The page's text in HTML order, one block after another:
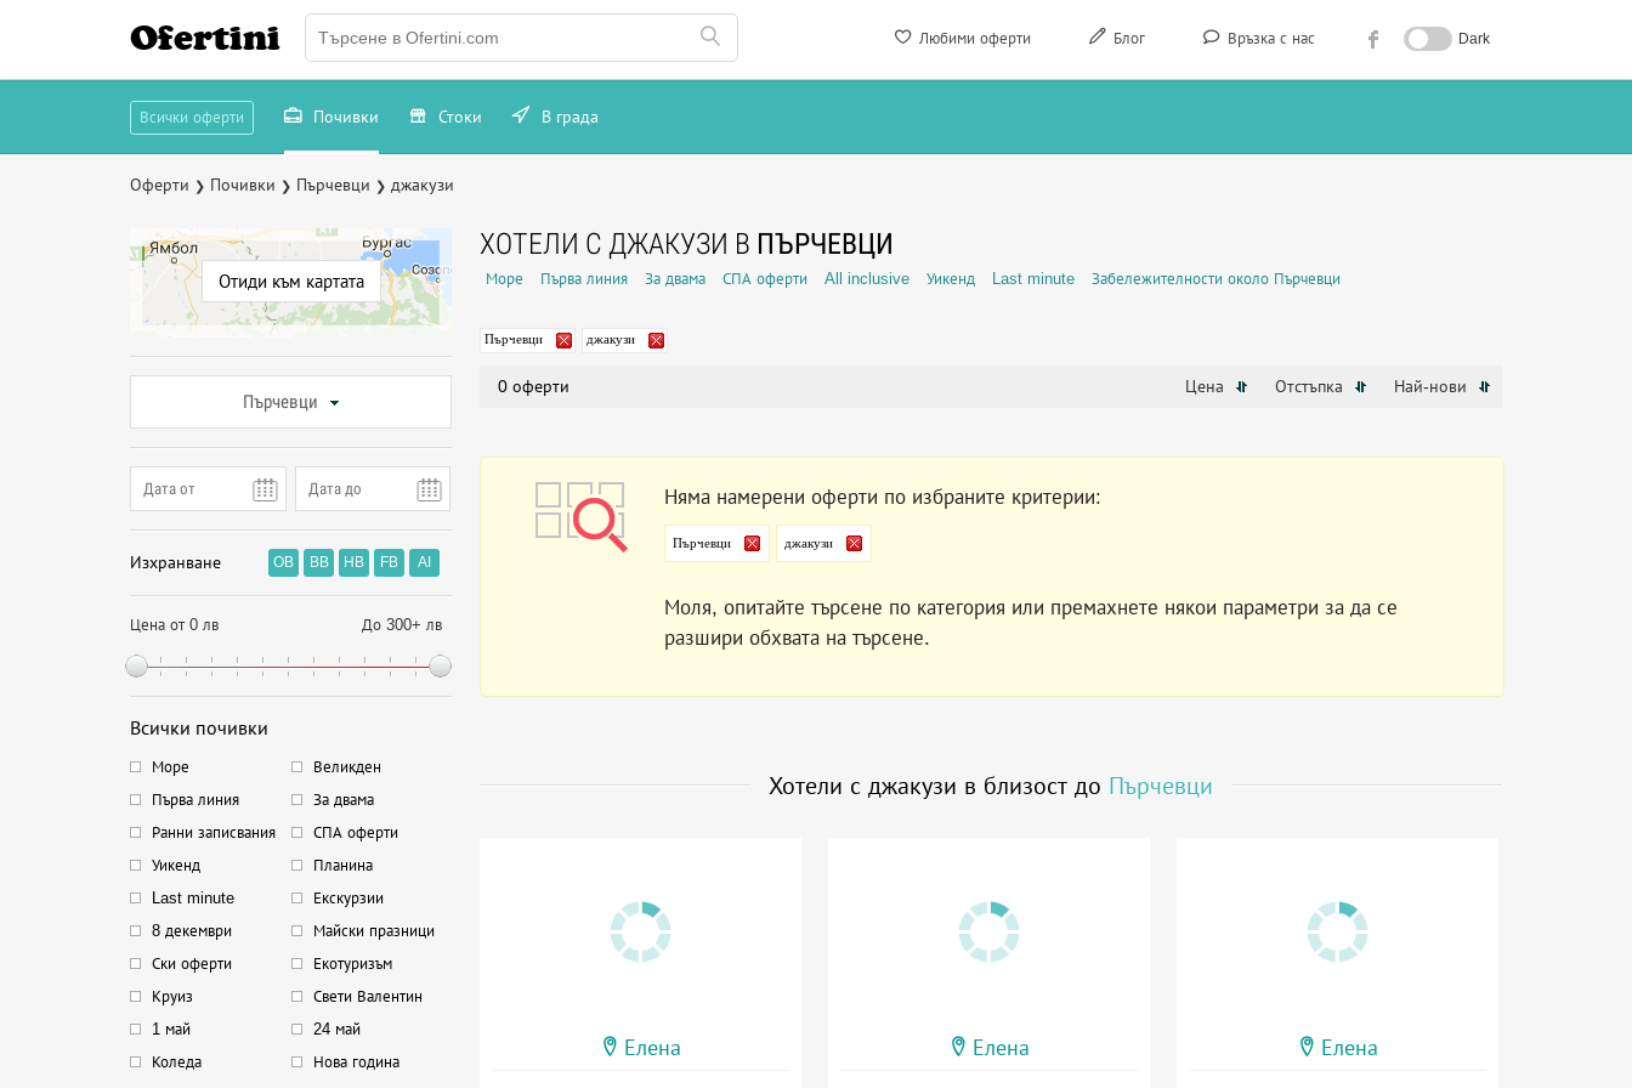
Любими оферти Блог Връзка с нас Dark
Ofertini
Всички оферти Почивки Стоки В града
Оферти ❯ Почивки ❯ Пърчевци ❯ джакузи
Отиди към картата
Пърчевци
Изхранване OB BB HB FB AI
Цена от 0 лв До 300+ лв
Всички почивки
Море
Великден
Първа линия
За двама
Ранни записвания
СПА оферти
Уикенд
Планина
Last minute
Екскурзии
8 декември
Майски празници
Ски оферти
Екотуризъм
Круиз
Свети Валентин
1 май
24 май
Коледа
Нова година
ХОТЕЛИ С ДЖАКУЗИ В ПЪРЧЕВЦИ
Море Първа линия За двама СПА оферти All inclusive Уикенд Last minute Забележителности около Пърчевци
Пърчевци джакузи
0 оферти Цена Отстъпка Най-нови
Няма намерени оферти по избраните критерии:
Пърчевци джакузи
Моля, опитайте търсене по категория или премахнете някои параметри за да се
разшири обхвата на търсене.
Хотели с джакузи в близост до Пърчевци
Елена Елена Елена